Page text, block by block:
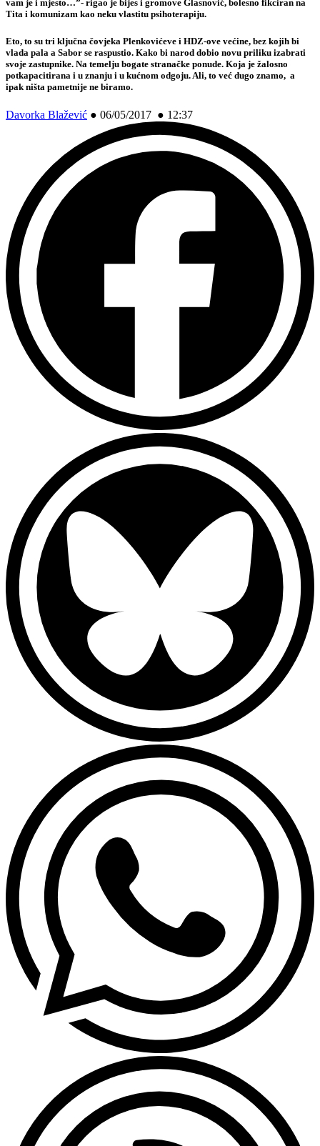
vam je i mjesto…”- rigao je bijes i gromove Glasnović, bolesno fikciran na
Tita i komunizam kao neku vlastitu psihoterapiju.
Eto, to su tri ključna čovjeka Plenkovićeve i HDZ-ove većine, bez kojih bi
vlada pala a Sabor se raspustio. Kako bi narod dobio novu priliku izabrati
svoje zastupnike. Na temelju bogate stranačke ponude. Koja je žalosno
potkapacitirana i u znanju i u kućnom odgoju. Ali, to već dugo znamo, a
ipak ništa pametnije ne biramo.
Davorka Blažević ● 06/05/2017 ● 12:37